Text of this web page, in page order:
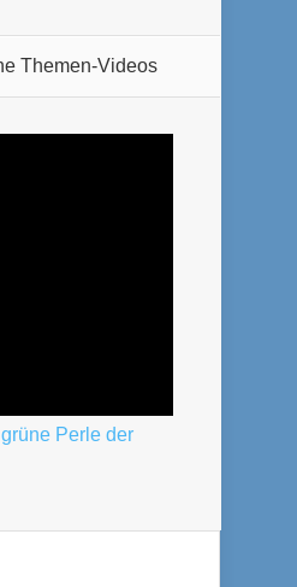
Themen-Videos
Perle der